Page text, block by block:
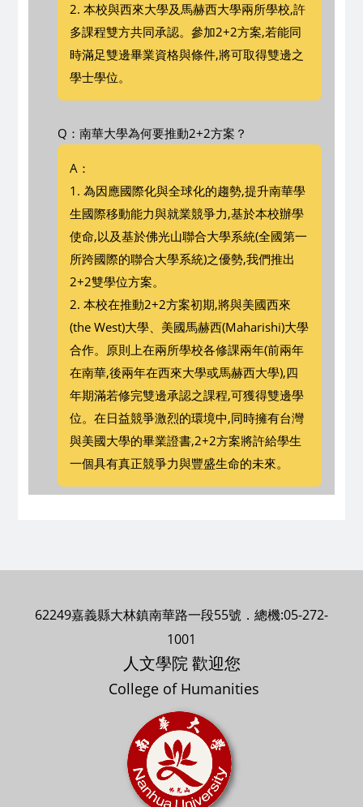
2. 本校與西來大學及馬赫西大學兩所學校,許
多課程雙方共同承認。參加2+2方案,若能同
時滿足雙邊畢業資格與條件,將可取得雙邊之
學士學位。
Q：南華大學為何要推動2+2方案？
A：
1. 為因應國際化與全球化的趨勢,提升南華學
生國際移動能力與就業競爭力,基於本校辦學
使命,以及基於佛光山聯合大學系統(全國第一
所跨國際的聯合大學系統)之優勢,我們推出
2+2雙學位方案。
2. 本校在推動2+2方案初期,將與美國西來
(the West)大學、美國馬赫西(Maharishi)大學
合作。原則上在兩所學校各修課兩年(前兩年
在南華,後兩年在西來大學或馬赫西大學),四
年期滿若修完雙邊承認之課程,可獲得雙邊學
位。在日益競爭激烈的環境中,同時擁有台灣
與美國大學的畢業證書,2+2方案將許給學生
一個具有真正競爭力與豐盛生命的未來。
62249嘉義縣大林鎮南華路一段55號．總機:05-272-
1001
人文學院 歡迎您
College of Humanities